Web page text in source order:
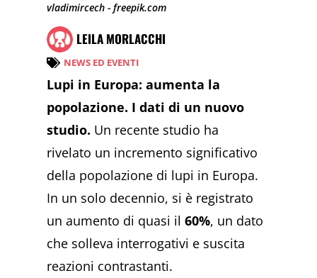
vladimircech - freepik.com
LEILA MORLACCHI
NEWS ED EVENTI
Lupi in Europa: aumenta la
popolazione. I dati di un nuovo
studio. Un recente studio ha
rivelato un incremento significativo
della popolazione di lupi in Europa.
In un solo decennio, si è registrato
un aumento di quasi il60%, un dato
che solleva interrogativi e suscita
reazioni contrastanti.